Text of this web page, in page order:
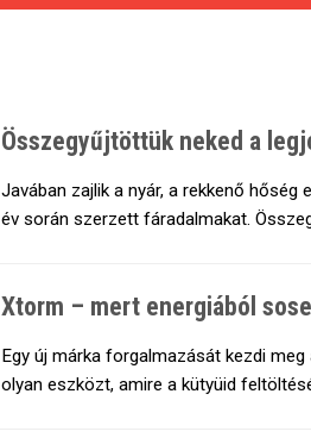
Összegyűjtöttük neked a
Javában zajlik a nyár, a rekkenő
év során szerzett fáradalmakat.
Xtorm – mert energiából
Egy új márka forgalmazását kezdi
olyan eszközt, amire a kütyüid